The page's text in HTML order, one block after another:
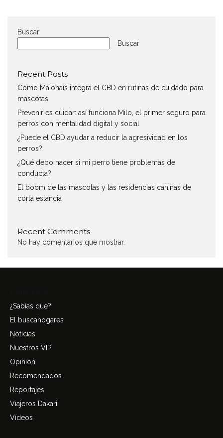
Buscar
Buscar
Recent Posts
Cómo Maionais integra el CBD en rutinas de cuidado para
mascotas
Prevenir es cuidar: así funciona Milo, el primer seguro para
perros con mentalidad digital y social
¿Puede el CBD ayudar a reducir la agresividad en los
perros?
¿Qué debo hacer si mi perro tiene problemas de
conducta?
El boom de las mascotas y las residencias caninas de
corta estancia
Recent Comments
No hay comentarios que mostrar.
¿Sabías que?
El buscahogares
Noticias
Nuestros VIP
Opinión
Recomendados
Reportajes
Viajeros Dakari
Vídeos